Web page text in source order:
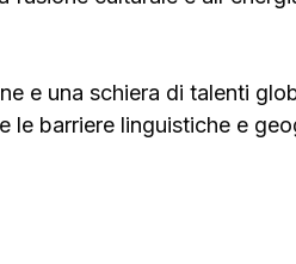
e una schiera di talenti
le barriere linguistiche e